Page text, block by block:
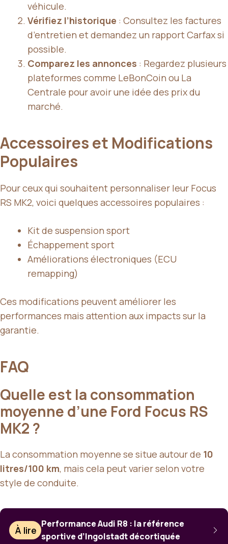
véhicule.
Vérifiez l’historique : Consultez les factures
d’entretien et demandez un rapport Carfax si
possible.
Comparez les annonces : Regardez plusieurs
plateformes comme LeBonCoin ou La
Centrale pour avoir une idée des prix du
marché.
Accessoires et Modifications
Populaires
Pour ceux qui souhaitent personnaliser leur Focus
RS MK2, voici quelques accessoires populaires :
Kit de suspension sport
Échappement sport
Améliorations électroniques (ECU
remapping)
Ces modifications peuvent améliorer les
performances mais attention aux impacts sur la
garantie.
FAQ
Quelle est la consommation
moyenne d’une Ford Focus RS
MK2 ?
La consommation moyenne se situe autour de 10
litres/100 km, mais cela peut varier selon votre
style de conduite.
À lire
Performance Audi R8 : la référence
sportive d’Ingolstadt décortiquée